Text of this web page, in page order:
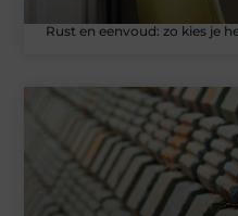
Rust en eenvoud: zo kies je